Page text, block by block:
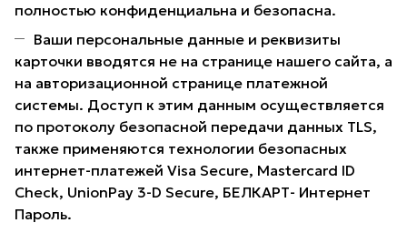
полностью конфиденциальна и безопасна.
Ваши персональные данные и реквизиты
карточки вводятся не на странице нашего сайта, а
на авторизационной странице платежной
системы. Доступ к этим данным осуществляется
по протоколу безопасной передачи данных TLS,
также применяются технологии безопасных
интернет-платежей Visa Secure, Mastercard ID
Check, UnionPay 3-D Secure, БЕЛКАРТ- Интернет
Пароль.